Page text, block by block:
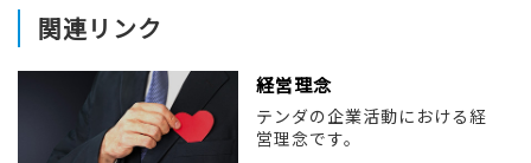
関連リンク
経営理念
テンダの企業活動における経
営理念です。